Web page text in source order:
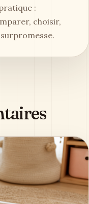
:
choisir,